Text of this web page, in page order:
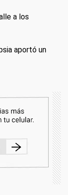
a los
aportó un